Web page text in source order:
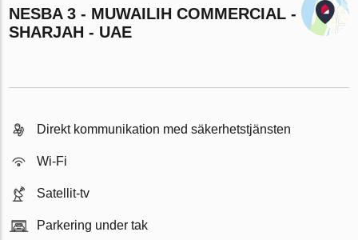
NESBA 3 - MUWAILIH COMMERCIAL -
SHARJAH - UAE
Direkt kommunikation med säkerhetstjänsten
Wi-Fi
Satellit-tv
Parkering under tak